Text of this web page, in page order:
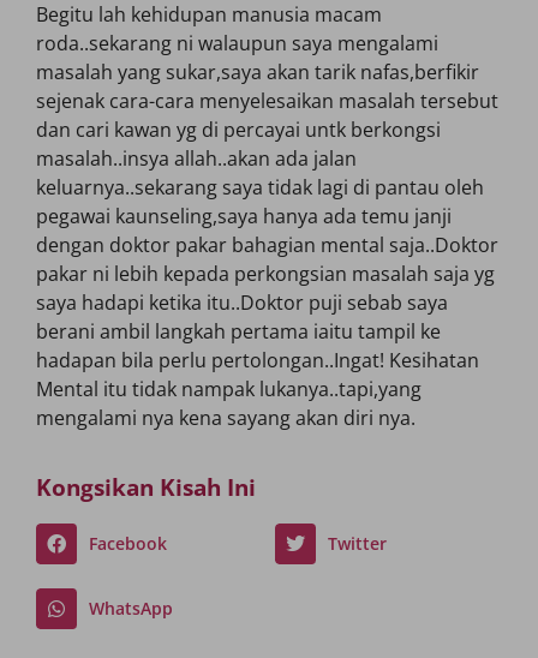
Begitu lah kehidupan manusia macam
roda..sekarang ni walaupun saya mengalami
masalah yang sukar,saya akan tarik nafas,berfikir
sejenak cara-cara menyelesaikan masalah tersebut
dan cari kawan yg di percayai untk berkongsi
masalah..insya allah..akan ada jalan
keluarnya..sekarang saya tidak lagi di pantau oleh
pegawai kaunseling,saya hanya ada temu janji
dengan doktor pakar bahagian mental saja..Doktor
pakar ni lebih kepada perkongsian masalah saja yg
saya hadapi ketika itu..Doktor puji sebab saya
berani ambil langkah pertama iaitu tampil ke
hadapan bila perlu pertolongan..Ingat! Kesihatan
Mental itu tidak nampak lukanya..tapi,yang
mengalami nya kena sayang akan diri nya.
Kongsikan Kisah Ini
Facebook Twitter
WhatsApp